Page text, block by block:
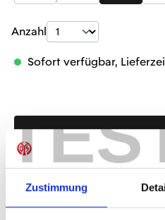
Zustimmung
Produkt Anzahl: Gib
Anzahl
Sofort verfügbar,
IN DEN